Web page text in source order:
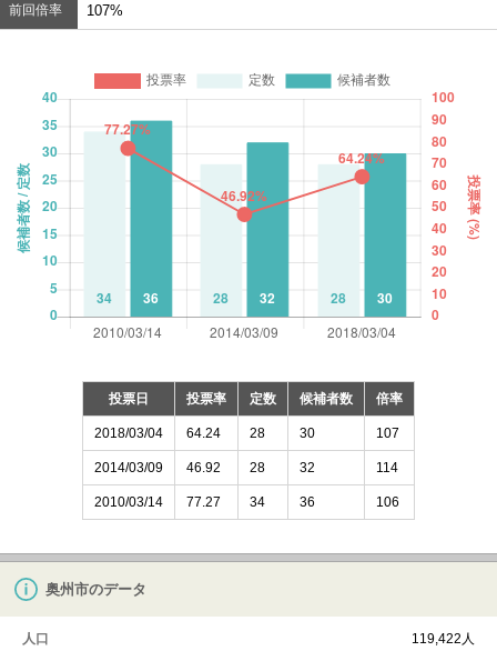
前回倍率 107%
投票日 投票率 定数 候補者数 倍率
2018/03/04 64.24 28 30 107
2014/03/09 46.92 28 32 114
2010/03/14 77.27 34 36 106
奥州市のデータ
人口 119,422人